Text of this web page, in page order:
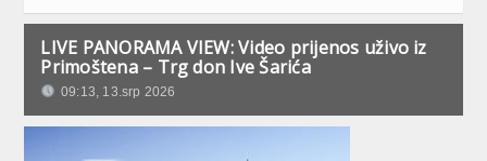
LIVE PANORAMA VIEW: Video prijenos uživo iz
Primoštena – Trg don Ive Šarića
09:13, 13.srp 2026